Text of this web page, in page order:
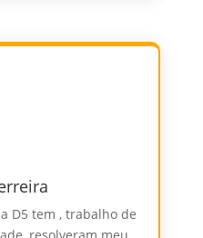
D5 tem , trabalho de
resolveram meu